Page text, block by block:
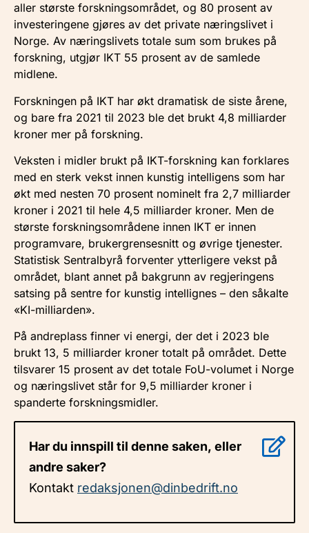
aller største forskningsområdet, og 80 prosent av
investeringene gjøres av det private næringslivet i
Norge. Av næringslivets totale sum som brukes på
forskning, utgjør IKT 55 prosent av de samlede
midlene.
Forskningen på IKT har økt dramatisk de siste årene,
og bare fra 2021 til 2023 ble det brukt 4,8 milliarder
kroner mer på forskning.
Veksten i midler brukt på IKT-forskning kan forklares
med en sterk vekst innen kunstig intelligens som har
økt med nesten 70 prosent nominelt fra 2,7 milliarder
kroner i 2021 til hele 4,5 milliarder kroner. Men de
største forskningsområdene innen IKT er innen
programvare, brukergrensesnitt og øvrige tjenester.
Statistisk Sentralbyrå forventer ytterligere vekst på
området, blant annet på bakgrunn av regjeringens
satsing på sentre for kunstig intellignes – den såkalte
«KI-milliarden».
På andreplass finner vi energi, der det i 2023 ble
brukt 13, 5 milliarder kroner totalt på området. Dette
tilsvarer 15 prosent av det totale FoU-volumet i Norge
og næringslivet står for 9,5 milliarder kroner i
spanderte forskningsmidler.
Har du innspill til denne saken, eller
andre saker?
Kontakt redaksjonen@dinbedrift.no